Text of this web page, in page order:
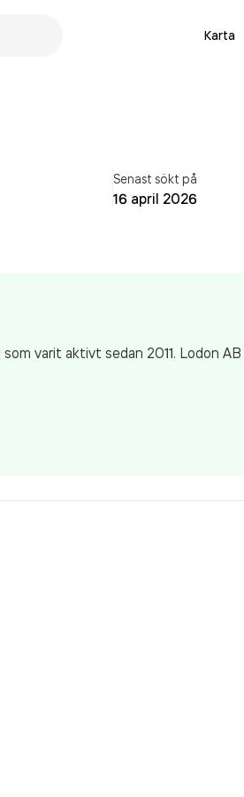
Karta
Senast sökt på
16 april 2026
varit aktivt sedan 2011. Lodon AB